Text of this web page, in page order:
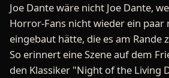
Joe Dante wäre nicht Joe Dante,
Horror-Fans nicht wieder ein paar
eingebaut hätte, die es am Rande
So erinnert eine Szene auf dem
den Klassiker "Night of the Living